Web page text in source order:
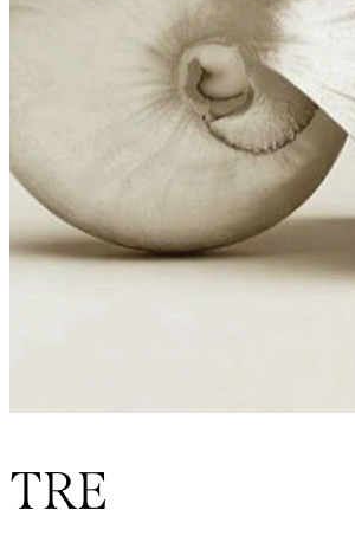
TRE